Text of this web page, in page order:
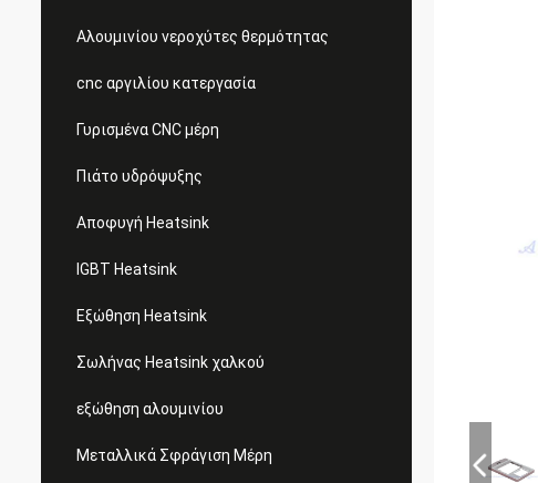
Αλουμινίου νεροχύτες θερμότητας
cnc αργιλίου κατεργασία
Γυρισμένα CNC μέρη
Πιάτο υδρόψυξης
Αποφυγή Heatsink
IGBT Heatsink
Εξώθηση Heatsink
Σωλήνας Heatsink χαλκού
εξώθηση αλουμινίου
Μεταλλικά Σφράγιση Μέρη